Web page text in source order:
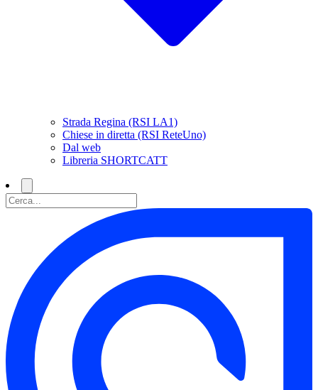
Strada Regina (RSI LA1)
Chiese in diretta (RSI ReteUno)
Dal web
Libreria SHORTCATT